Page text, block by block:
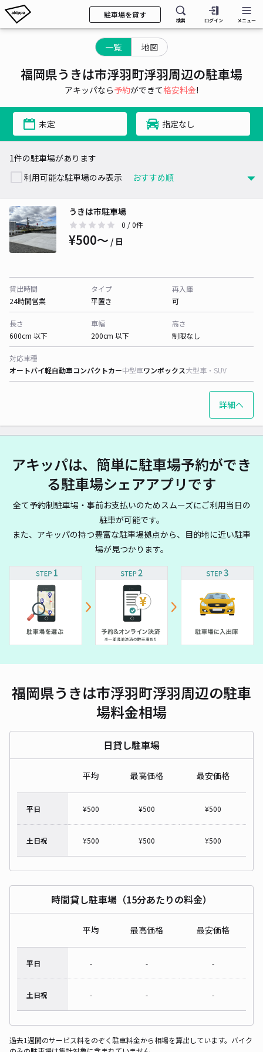
駐車場を貸す
検索 ログイン メニュー
一覧 地図
福岡県うきは市浮羽町浮羽周辺の駐車場
アキッパなら予約ができて格安料金!
未定 指定なし
1件の駐車場があります
利用可能な駐車場のみ表示
うきは市駐車場
0 / 0件
¥500〜 / 日
貸出時間
24時間営業
タイプ
平置き
再入庫
可
長さ
600cm 以下
車幅
200cm 以下
高さ
制限なし
対応車種
オートバイ軽自動車コンパクトカー中型車ワンボックス大型車・SUV
詳細へ
アキッパは、簡単に駐車場予約ができ
る駐車場シェアアプリです
全て予約制駐車場・事前お支払いのためスムーズにご利用当日の
駐車が可能です。
また、アキッパの持つ豊富な駐車場拠点から、目的地に近い駐車
場が見つかります。
福岡県うきは市浮羽町浮羽周辺の駐車
場料金相場
日貸し駐車場
平均 最高価格 最安価格
平日 ¥500 ¥500 ¥500
土日祝 ¥500 ¥500 ¥500
時間貸し駐車場（15分あたりの料金）
平均 最高価格 最安価格
平日 - - -
土日祝 - - -
過去1週間のサービス料をのぞく駐車料金から相場を算出しています。バイク